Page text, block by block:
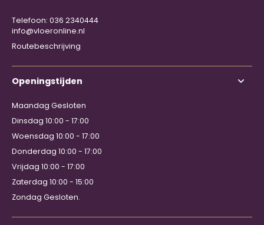
Telefoon: 036 2340444
info@vloeronline.nl
Routebeschrijving
Openingstijden
Maandag Gesloten
Dinsdag 10:00 - 17:00
Woensdag 10:00 - 17:00
Donderdag 10:00 - 17:00
Vrijdag 10:00 - 17:00
Zaterdag 10:00 - 15:00
Zondag Gesloten.